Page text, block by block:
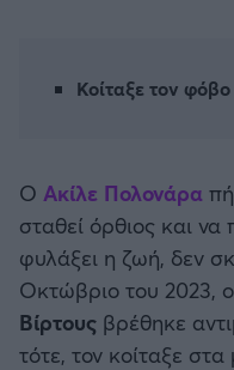
Ηρακλής
Ρεάλ Μαδρίτης
Ατλέτικο
Μάντσεστερ
Κοίταξε τον
Ο Ακίλε Πολονάρα
σταθεί όρθιος και να
φυλάξει η ζωή, δεν
Οκτώβριο του 2023,
Βίρτους βρέθηκε
τότε, τον κοίταξε